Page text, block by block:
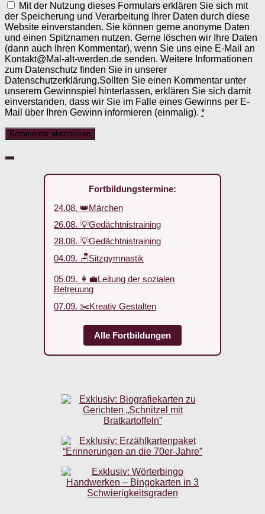
Mit der Nutzung dieses Formulars erklären Sie sich mit
der Speicherung und Verarbeitung Ihrer Daten durch diese
Website einverstanden. Sie können gerne anonyme Daten
und einen Spitznamen nutzen. Gerne löschen wir Ihre Daten
(dann auch Ihren Kommentar), wenn Sie uns eine E-Mail an
Kontakt@Mal-alt-werden.de senden. Weitere Informationen
zum Datenschutz finden Sie in unserer
Datenschutzerklärung.Sollten Sie einen Kommentar unter
unserem Gewinnspiel hinterlassen, erklären Sie sich damit
einverstanden, dass wir Sie im Falle eines Gewinns per E-
Mail über Ihren Gewinn informieren (einmalig). *
Fortbildungstermine:
24.08. 👑Märchen
26.08. 💡Gedächtnistraining
28.08. 💡Gedächtnistraining
04.09. 🪑Sitzgymnastik
05.09. 👩‍💼Leitung der sozialen
Betreuung
07.09. ✂️Kreativ Gestalten
Alle Fortbildungen